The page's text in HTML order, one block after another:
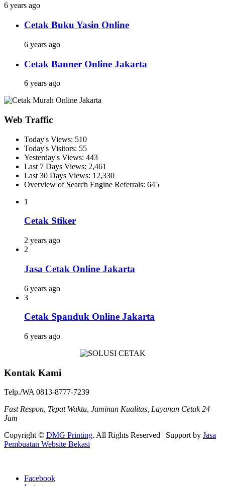
6 years ago
Cetak Buku Yasin Online
6 years ago
Cetak Banner Online Jakarta
6 years ago
Web Traffic
Today's Views: 510
Today's Visitors: 55
Yesterday's Views: 443
Last 7 Days Views: 2,461
Last 30 Days Views: 12,330
Overview of Search Engine Referrals: 645
1
Cetak Stiker
2 years ago
2
Jasa Cetak Online Jakarta
6 years ago
3
Cetak Spanduk Online Jakarta
6 years ago
Kontak Kami
Telp./WA 0813-8777-7239
Fast Respon, Tepat Waktu, Jaminan Kualitas, Layanan Cetak 24
Jam
Copyright © DMG Printing. All Rights Reserved | Support by Jasa
Pembuatan Website Bekasi
Facebook